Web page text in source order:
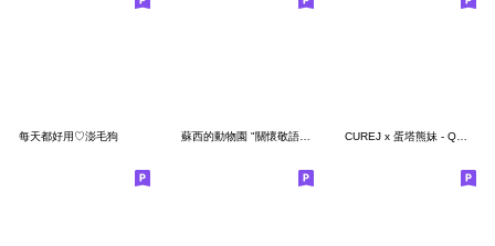
每天都好用♡澎毛狗 蘇西的動物園 "關懷敬語篇" CUREJ x 蛋塔熊妹 - Q妹日常實用篇